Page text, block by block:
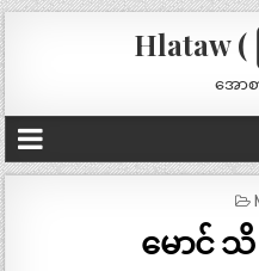
Hlataw (
အောစ
မောင် သိ